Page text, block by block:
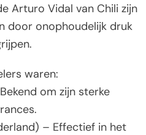
Arturo Vidal van Chili zijn
door onophoudelijk druk
waren:
om zijn sterke
– Effectief in het